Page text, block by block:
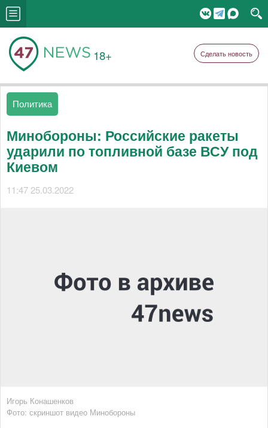
18+ Сделать новость
Политика
Минобороны: Российские ракеты
ударили по топливной базе ВСУ под
Киевом
11:47 25.03.2022
Игорь Конашенков
Фото: скриншот видео Минобороны